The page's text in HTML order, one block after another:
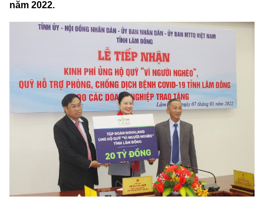
năm 2022.